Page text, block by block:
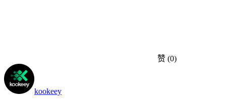
赞 (0)
kookeey